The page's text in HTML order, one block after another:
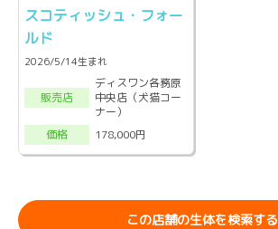
スコティッシュ・フォー
ルド
2026/5/14生まれ
販売店
ディスワン各務原
中央店（犬猫コー
ナー）
価格
178,000円
この店舗の生体を検索する